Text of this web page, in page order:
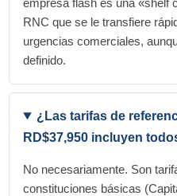
empresa flash es una «shelf
RNC que se le transfiere
urgencias comerciales,
definido.
¿Las tarifas de
RD$37,950 incluyen
No necesariamente. Son
constituciones básicas